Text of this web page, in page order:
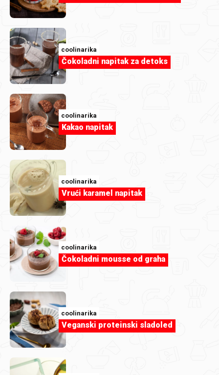
Članak
Bez paljenja štednjaka: ručkovi i večere
gotovi za 15 minuta
coolinarika
Čokoladni napitak za detoks
coolinarika
Kakao napitak
coolinarika
Vrući karamel napitak
coolinarika
Čokoladni mousse od graha
coolinarika
Veganski proteinski sladoled